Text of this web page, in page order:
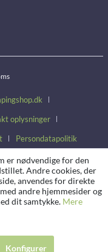
oplysninger
Persondatapolitik
er nødvendige for den
Andre cookies, der
anvendes for direkte
andre hjemmesider og
dit samtykke. Mere
Konfigurer